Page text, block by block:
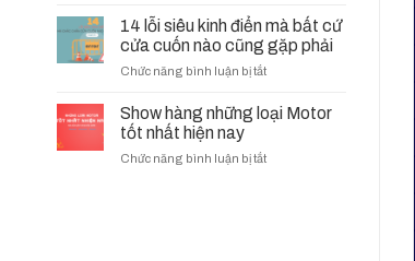
nhà
phân
tại
Nam
cửa
cuốn
và
bộ
khiển
14 lỗi siêu kinh điển mà bất cứ
cửa cuốn nào cũng gặp phải
Chức năng bình luận bị tắtở
lỗi
siêu
điển
Show hàng những loại Motor
tốt nhất hiện nay
Chức năng bình luận bị tắtở